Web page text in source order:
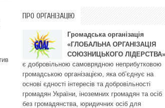
ПРО ОРГАНІЗАЦІЮ
Громадська організація
«ГЛОБАЛЬНА ОРГАНІЗАЦІЯ
СОЮЗНИЦЬКОГО ЛІДЕРСТВА»
є добровільною самоврядною неприбутковою
громадською організацією, яка об’єднує на
основі єдності інтересів та добровільності
громадян України, іноземних громадян та осіб
без громадянства, юридичних осіб для